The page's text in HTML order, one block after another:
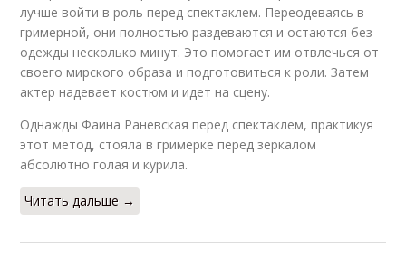
лучше войти в роль перед спектаклем. Переодеваясь в
гримерной, они полностью раздеваются и остаются без
одежды несколько минут. Это помогает им отвлечься от
своего мирского образа и подготовиться к роли. Затем
актер надевает костюм и идет на сцену.
Однажды Фаина Раневская перед спектаклем, практикуя
этот метод, стояла в гримерке перед зеркалом
абсолютно голая и курила.
Читать дальше →